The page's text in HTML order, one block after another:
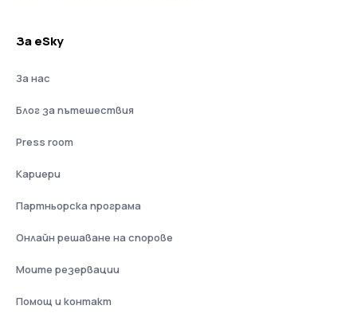
За eSky
За нас
Блог за пътешествия
Press room
Кариери
Партньорска програма
Онлайн решаване на спорове
Моите резервации
Помощ и контакт